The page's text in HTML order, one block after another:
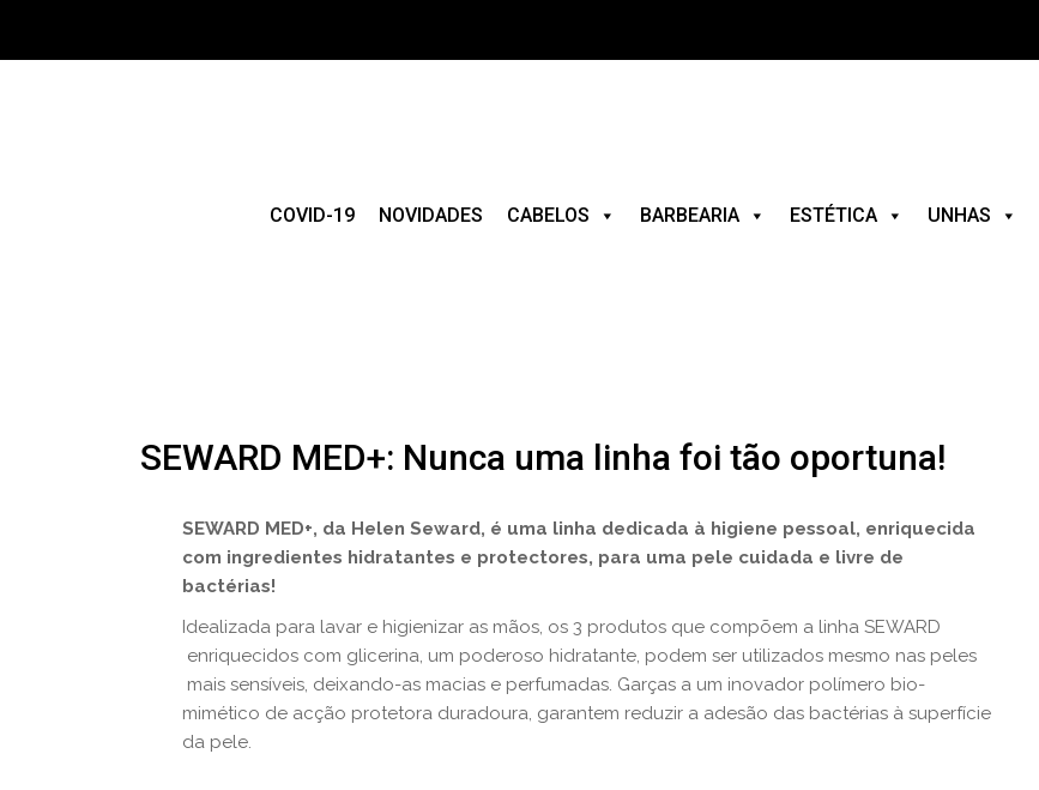
COVID-19 NOVIDADES CABELOS BARBEARIA ESTÉTICA UNHAS
SEWARD MED+: Nunca uma linha foi tão oportuna!
SEWARD MED+, da Helen Seward, é uma linha dedicada à higiene pessoal, enriquecida
com ingredientes hidratantes e protectores, para uma pele cuidada e livre de
bactérias!
Idealizada para lavar e higienizar as mãos, os 3 produtos que compõem a linha SEWARD
enriquecidos com glicerina, um poderoso hidratante, podem ser utilizados mesmo nas peles
mais sensíveis, deixando-as macias e perfumadas. Garças a um inovador polímero bio-
mimético de acção protetora duradoura, garantem reduzir a adesão das bactérias à superfície
da pele.